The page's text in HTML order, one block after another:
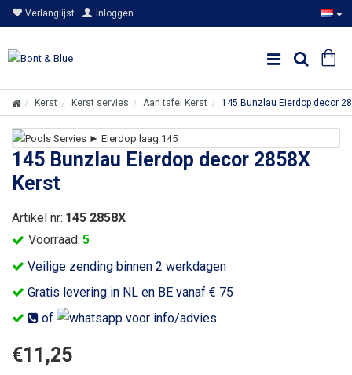
Verlanglijst Inloggen
Kerst Kerst servies Aan tafel Kerst 145 Bunzlau Eierdop decor
145 Bunzlau Eierdop decor 2858X
Kerst
Veilige zending binnen 2 werkdagen
Gratis levering in NL en BE vanaf € 75
of
voor info/advies.
Voorraad: 5
Artikel nr: 145 2858X
€11,25